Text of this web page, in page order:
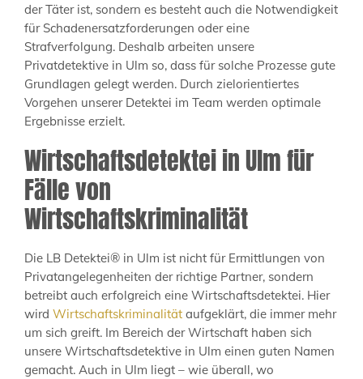
der Täter ist, sondern es besteht auch die Notwendigkeit
für Schadenersatzforderungen oder eine
Strafverfolgung. Deshalb arbeiten unsere
Privatdetektive in Ulm so, dass für solche Prozesse gute
Grundlagen gelegt werden. Durch zielorientiertes
Vorgehen unserer Detektei im Team werden optimale
Ergebnisse erzielt.
Wirtschaftsdetektei in Ulm für
Fälle von
Wirtschaftskriminalität
Die LB Detektei® in Ulm ist nicht für Ermittlungen von
Privatangelegenheiten der richtige Partner, sondern
betreibt auch erfolgreich eine Wirtschaftsdetektei. Hier
wird Wirtschaftskriminalität aufgeklärt, die immer mehr
um sich greift. Im Bereich der Wirtschaft haben sich
unsere Wirtschaftsdetektive in Ulm einen guten Namen
gemacht. Auch in Ulm liegt – wie überall, wo